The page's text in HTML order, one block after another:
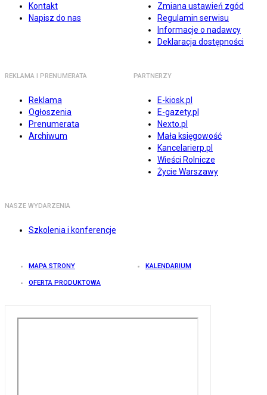
Kontakt
Napisz do nas
Zmiana ustawień zgód
Regulamin serwisu
Informacje o nadawcy
Deklaracja dostępności
REKLAMA I PRENUMERATA
Reklama
Ogłoszenia
Prenumerata
Archiwum
PARTNERZY
E-kiosk.pl
E-gazety.pl
Nexto.pl
Mała księgowość
Kancelarierp.pl
Wieści Rolnicze
Życie Warszawy
NASZE WYDARZENIA
Szkolenia i konferencje
MAPA STRONY KALENDARIUM
OFERTA PRODUKTOWA